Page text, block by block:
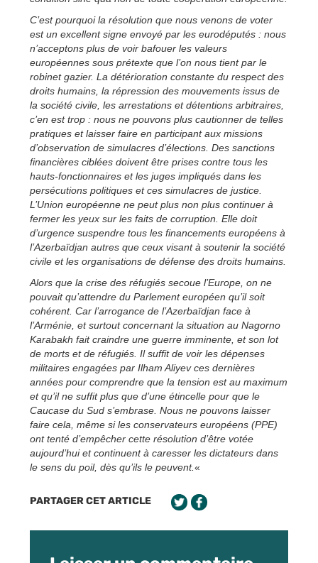
C’est pourquoi la résolution que nous venons de voter
est un excellent signe envoyé par les eurodéputés : nous
n’acceptons plus de voir bafouer les valeurs
européennes sous prétexte que l’on nous tient par le
robinet gazier. La détérioration constante du respect des
droits humains, la répression des mouvements issus de
la société civile, les arrestations et détentions arbitraires,
c’en est trop : nous ne pouvons plus cautionner de telles
pratiques et laisser faire en participant aux missions
d’observation de simulacres d’élections. Des sanctions
financières ciblées doivent être prises contre tous les
hauts-fonctionnaires et les juges impliqués dans les
persécutions politiques et ces simulacres de justice.
L’Union européenne ne peut plus non plus continuer à
fermer les yeux sur les faits de corruption. Elle doit
d’urgence suspendre tous les financements européens à
l’Azerbaïdjan autres que ceux visant à soutenir la société
civile et les organisations de défense des droits humains.
Alors que la crise des réfugiés secoue l’Europe, on ne
pouvait qu’attendre du Parlement européen qu’il soit
cohérent. Car l’arrogance de l’Azerbaïdjan face à
l’Arménie, et surtout concernant la situation au Nagorno
Karabakh fait craindre une guerre imminente, et son lot
de morts et de réfugiés. Il suffit de voir les dépenses
militaires engagées par Ilham Aliyev ces dernières
années pour comprendre que la tension est au maximum
et qu’il ne suffit plus que d’une étincelle pour que le
Caucase du Sud s’embrase. Nous ne pouvons laisser
faire cela, même si les conservateurs européens (PPE)
ont tenté d’empêcher cette résolution d’être votée
aujourd’hui et continuent à caresser les dictateurs dans
le sens du poil, dès qu’ils le peuvent.«
PARTAGER CET ARTICLE